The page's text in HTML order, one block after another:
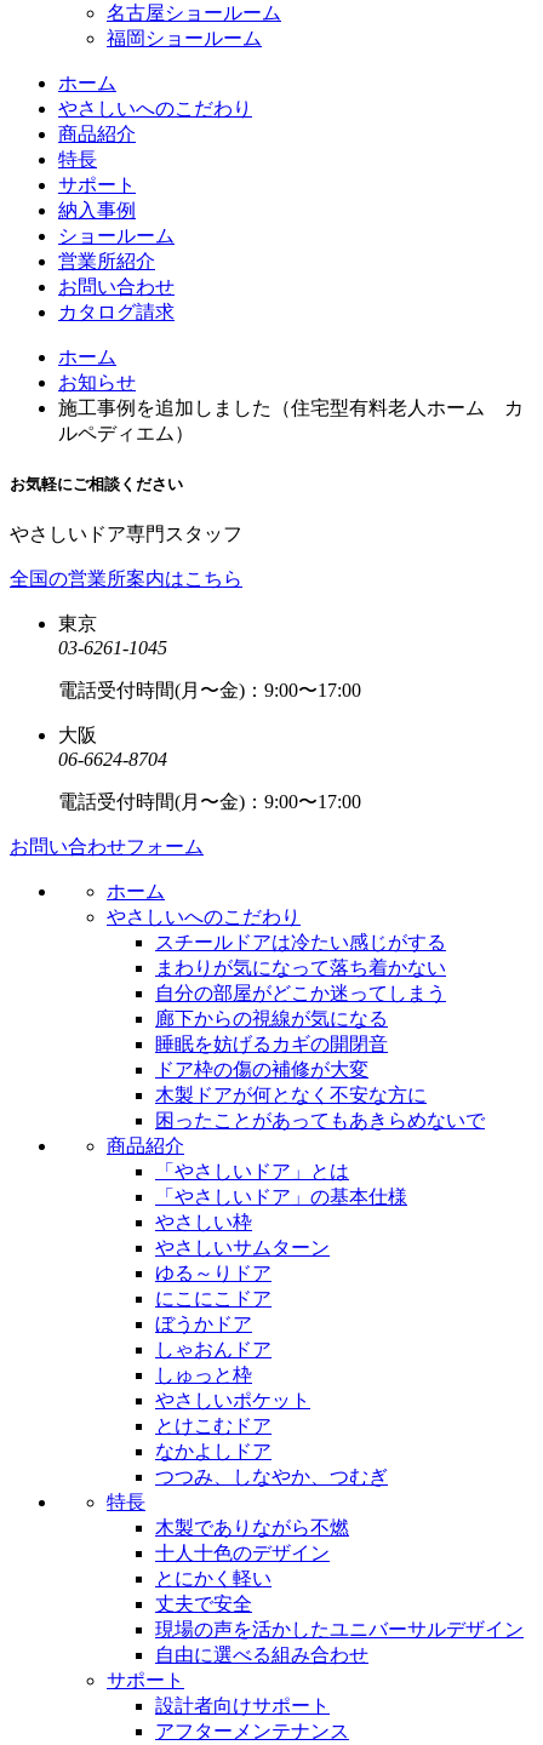
名古屋ショールーム
福岡ショールーム
ホーム
やさしいへのこだわり
商品紹介
特長
サポート
納入事例
ショールーム
営業所紹介
お問い合わせ
カタログ請求
ホーム
お知らせ
施工事例を追加しました（住宅型有料老人ホーム カ
ルペディエム）
お気軽にご相談ください
やさしいドア専門スタッフ
全国の営業所案内はこちら
東京
03-6261-1045
電話受付時間(月〜金)：9:00〜17:00
大阪
06-6624-8704
電話受付時間(月〜金)：9:00〜17:00
お問い合わせフォーム
ホーム
やさしいへのこだわり
スチールドアは冷たい感じがする
まわりが気になって落ち着かない
自分の部屋がどこか迷ってしまう
廊下からの視線が気になる
睡眠を妨げるカギの開閉音
ドア枠の傷の補修が大変
木製ドアが何となく不安な方に
困ったことがあってもあきらめないで
商品紹介
「やさしいドア」とは
「やさしいドア」の基本仕様
やさしい枠
やさしいサムターン
ゆる～りドア
にこにこドア
ぼうかドア
しゃおんドア
しゅっと枠
やさしいポケット
とけこむドア
なかよしドア
つつみ、しなやか、つむぎ
特長
木製でありながら不燃
十人十色のデザイン
とにかく軽い
丈夫で安全
現場の声を活かしたユニバーサルデザイン
自由に選べる組み合わせ
サポート
設計者向けサポート
アフターメンテナンス